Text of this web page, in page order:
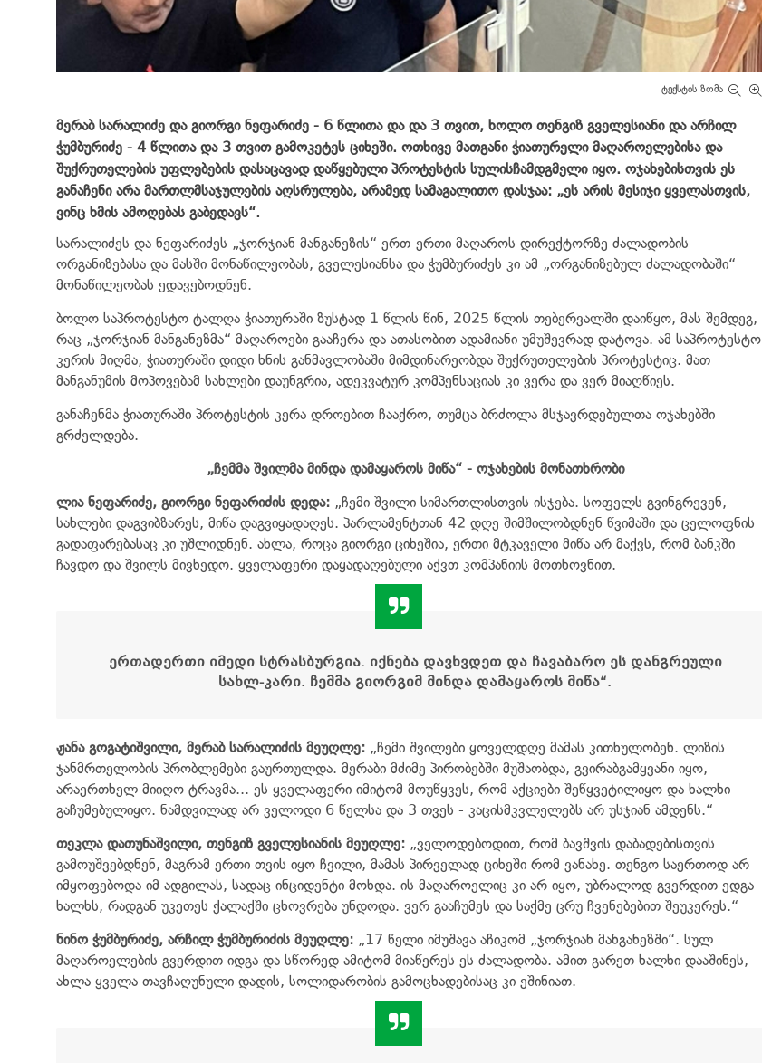
ტექსტის ზომა
მერაბ სარალიძე და გიორგი ნეფარიძე - 6 წლითა და და 3 თვით, ხოლო თენგიზ გველესიანი და არჩილ
ჭუმბურიძე - 4 წლითა და 3 თვით გამოკეტეს ციხეში. ოთხივე მათგანი ჭიათურელი მაღაროელებისა და
შუქრუთელების უფლებების დასაცავად დაწყებული პროტესტის სულისჩამდგმელი იყო. ოჯახებისთვის ეს
განაჩენი არა მართლმსაჯულების აღსრულება, არამედ სამაგალითო დასჯაა: „ეს არის მესიჯი ყველასთვის,
ვინც ხმის ამოღებას გაბედავს“.
სარალიძეს და ნეფარიძეს „ჯორჯიან მანგანეზის“ ერთ-ერთი მაღაროს დირექტორზე ძალადობის
ორგანიზებასა და მასში მონაწილეობას, გველესიანსა და ჭუმბურიძეს კი ამ „ორგანიზებულ ძალადობაში“
მონაწილეობას ედავებოდნენ.
ბოლო საპროტესტო ტალღა ჭიათურაში ზუსტად 1 წლის წინ, 2025 წლის თებერვალში დაიწყო, მას შემდეგ,
რაც „ჯორჯიან მანგანეზმა“ მაღაროები გააჩერა და ათასობით ადამიანი უმუშევრად დატოვა. ამ საპროტესტო
კერის მიღმა, ჭიათურაში დიდი ხნის განმავლობაში მიმდინარეობდა შუქრუთელების პროტესტიც. მათ
მანგანუმის მოპოვებამ სახლები დაუნგრია, ადეკვატურ კომპენსაციას კი ვერა და ვერ მიაღწიეს.
განაჩენმა ჭიათურაში პროტესტის კერა დროებით ჩააქრო, თუმცა ბრძოლა მსჯავრდებულთა ოჯახებში
გრძელდება.
„ჩემმა შვილმა მინდა დამაყაროს მიწა“ - ოჯახების მონათხრობი
ლია ნეფარიძე, გიორგი ნეფარიძის დედა: „ჩემი შვილი სიმართლისთვის ისჯება. სოფელს გვინგრევენ,
სახლები დაგვიბზარეს, მიწა დაგვიყადაღეს. პარლამენტთან 42 დღე შიმშილობდნენ წვიმაში და ცელოფნის
გადაფარებასაც კი უშლიდნენ. ახლა, როცა გიორგი ციხეშია, ერთი მტკაველი მიწა არ მაქვს, რომ ბანკში
ჩავდო და შვილს მივხედო. ყველაფერი დაყადაღებული აქვთ კომპანიის მოთხოვნით.
ერთადერთი იმედი სტრასბურგია. იქნება დავხვდეთ და ჩავაბარო ეს დანგრეული
სახლ-კარი. ჩემმა გიორგიმ მინდა დამაყაროს მიწა“.
ჟანა გოგატიშვილი, მერაბ სარალიძის მეუღლე: „ჩემი შვილები ყოველდღე მამას კითხულობენ. ლიზის
ჯანმრთელობის პრობლემები გაურთულდა. მერაბი მძიმე პირობებში მუშაობდა, გვირაბგამყვანი იყო,
არაერთხელ მიიღო ტრავმა... ეს ყველაფერი იმიტომ მოუწყვეს, რომ აქციები შეწყვეტილიყო და ხალხი
გაჩუმებულიყო. ნამდვილად არ ველოდი 6 წელსა და 3 თვეს - კაცისმკვლელებს არ უსჯიან ამდენს.“
თეკლა დათუნაშვილი, თენგიზ გველესიანის მეუღლე: „ველოდებოდით, რომ ბავშვის დაბადებისთვის
გამოუშვებდნენ, მაგრამ ერთი თვის იყო ჩვილი, მამას პირველად ციხეში რომ ვანახე. თენგო საერთოდ არ
იმყოფებოდა იმ ადგილას, სადაც ინციდენტი მოხდა. ის მაღაროელიც კი არ იყო, უბრალოდ გვერდით ედგა
ხალხს, რადგან უკეთეს ქალაქში ცხოვრება უნდოდა. ვერ გააჩუმეს და საქმე ცრუ ჩვენებებით შეუკერეს.“
ნინო ჭუმბურიძე, არჩილ ჭუმბურიძის მეუღლე: „17 წელი იმუშავა აჩიკომ „ჯორჯიან მანგანეზში“. სულ
მაღაროელების გვერდით იდგა და სწორედ ამიტომ მიაწერეს ეს ძალადობა. ამით გარეთ ხალხი დააშინეს,
ახლა ყველა თავჩაღუნული დადის, სოლიდარობის გამოცხადებისაც კი ეშინიათ.